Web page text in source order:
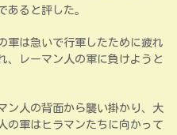
あると評した。
軍は急いで行軍したために疲れ
、レーマン人の軍に負けようと
ン人の背面から襲い掛かり、大
の軍はヒラマンたちに向かって